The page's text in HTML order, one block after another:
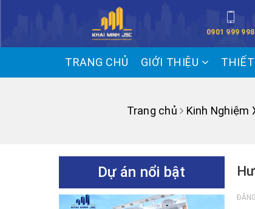
0901 999 998
TRANG CHỦ GIỚI THIỆU THIẾT
Trang chủ Kinh Nghiệm
Dự án nổi bật